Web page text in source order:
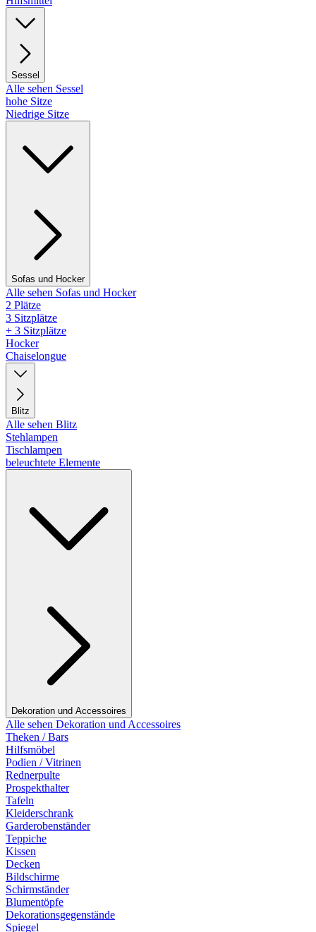
Sessel
Alle sehen Sessel
hohe Sitze
Niedrige Sitze
Sofas und Hocker
Alle sehen Sofas und Hocker
2 Plätze
3 Sitzplätze
+ 3 Sitzplätze
Hocker
Chaiselongue
Blitz
Alle sehen Blitz
Stehlampen
Tischlampen
beleuchtete Elemente
Dekoration und Accessoires
Alle sehen Dekoration und Accessoires
Theken / Bars
Hilfsmöbel
Podien / Vitrinen
Rednerpulte
Prospekthalter
Tafeln
Kleiderschrank
Garderobenständer
Teppiche
Kissen
Decken
Bildschirme
Schirmständer
Blumentöpfe
Dekorationsgegenstände
Spiegel